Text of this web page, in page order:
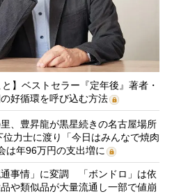
】ベストセラー『定年後』著者・
好循環を呼び込む方法
、豊昇龍が黒星続きの名古屋場所
力士に渡り「今日はみんなで焼肉
年96万円の支出増に
事情」に変調 「ボンドロ」は依
や類似品が大量流通し一部で値崩